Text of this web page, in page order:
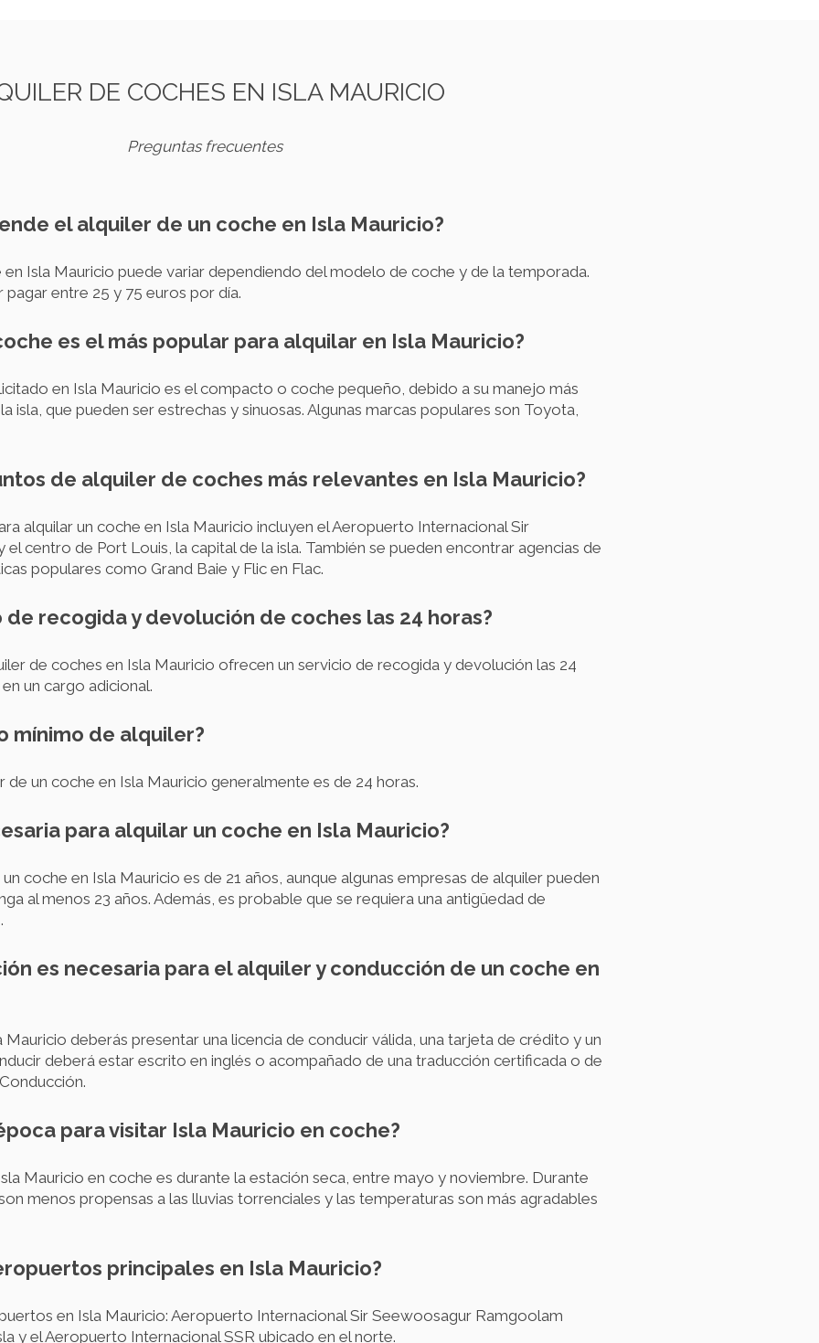
DE COCHES EN ISLA MAURICIO
Preguntas frecuentes
el alquiler de un coche en Isla Mauricio?
Isla Mauricio puede variar dependiendo del modelo de coche y de la temporada.
entre 25 y 75 euros por día.
es el más popular para alquilar en Isla Mauricio?
en Isla Mauricio es el compacto o coche pequeño, debido a su manejo más
isla, que pueden ser estrechas y sinuosas. Algunas marcas populares son Toyota,
de alquiler de coches más relevantes en Isla Mauricio?
alquilar un coche en Isla Mauricio incluyen el Aeropuerto Internacional Sir
centro de Port Louis, la capital de la isla. También se pueden encontrar agencias de
populares como Grand Baie y Flic en Flac.
de recogida y devolución de coches las 24 horas?
de coches en Isla Mauricio ofrecen un servicio de recogida y devolución las 24
un cargo adicional.
mínimo de alquiler?
de un coche en Isla Mauricio generalmente es de 24 horas.
para alquilar un coche en Isla Mauricio?
coche en Isla Mauricio es de 21 años, aunque algunas empresas de alquiler pueden
al menos 23 años. Además, es probable que se requiera una antigüedad de
es necesaria para el alquiler y conducción de un coche en
Mauricio deberás presentar una licencia de conducir válida, una tarjeta de crédito y un
deberá estar escrito en inglés o acompañado de una traducción certificada o de
para visitar Isla Mauricio en coche?
Mauricio en coche es durante la estación seca, entre mayo y noviembre. Durante
menos propensas a las lluvias torrenciales y las temperaturas son más agradables
principales en Isla Mauricio?
en Isla Mauricio: Aeropuerto Internacional Sir Seewoosagur Ramgoolam
y el Aeropuerto Internacional SSR ubicado en el norte.